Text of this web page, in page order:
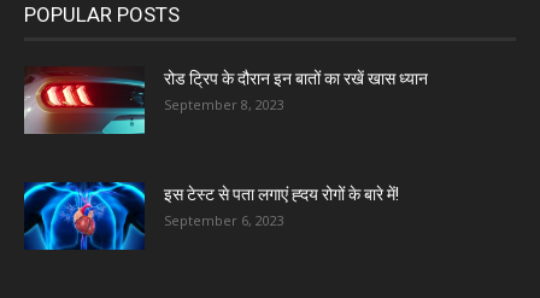
POPULAR POSTS
रोड ट्रिप के दौरान इन बातों का रखें खास ध्यान
September 8, 2023
इस टेस्ट से पता लगाएं ह्दय रोगों के बारे में!
September 6, 2023